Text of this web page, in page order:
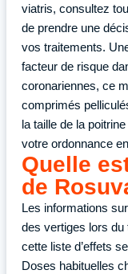
viatris, consultez
de prendre une
vos traitements.
facteur de risque
coronariennes, ce
comprimés
la taille de la
votre ordonnance
Quelle
de
Les informations
des vertiges lors
cette liste d’effets
Doses habituelles